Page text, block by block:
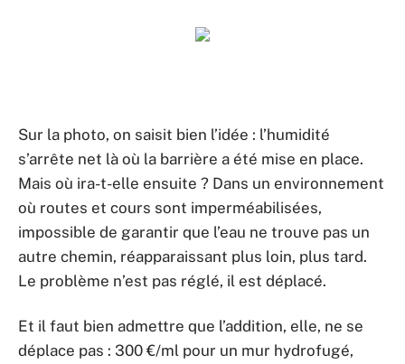
Sur la photo, on saisit bien l’idée : l’humidité
s’arrête net là où la barrière a été mise en place.
Mais où ira-t-elle ensuite ? Dans un environnement
où routes et cours sont imperméabilisées,
impossible de garantir que l’eau ne trouve pas un
autre chemin, réapparaissant plus loin, plus tard.
Le problème n’est pas réglé, il est déplacé.
Et il faut bien admettre que l’addition, elle, ne se
déplace pas : 300 €/ml pour un mur hydrofugé,